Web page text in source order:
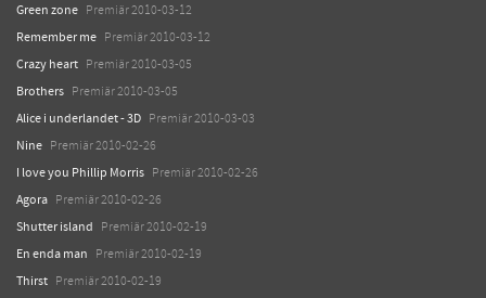
Green zone Premiär 2010-03-12
Remember me Premiär 2010-03-12
Crazy heart Premiär 2010-03-05
Brothers Premiär 2010-03-05
Alice i underlandet - 3D Premiär 2010-03-03
Nine Premiär 2010-02-26
I love you Phillip Morris Premiär 2010-02-26
Agora Premiär 2010-02-26
Shutter island Premiär 2010-02-19
En enda man Premiär 2010-02-19
Thirst Premiär 2010-02-19